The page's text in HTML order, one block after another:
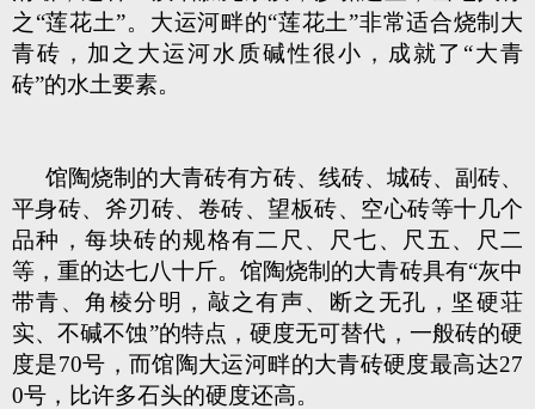
之“莲花土”。大运河畔的“莲花土”非常适合烧制大
青砖，加之大运河水质碱性很小，成就了“大青
砖”的水土要素。
馆陶烧制的大青砖有方砖、线砖、城砖、副砖、
平身砖、斧刃砖、卷砖、望板砖、空心砖等十几个
品种，每块砖的规格有二尺、尺七、尺五、尺二
等，重的达七八十斤。馆陶烧制的大青砖具有“灰中
带青、角棱分明，敲之有声、断之无孔，坚硬荘
实、不碱不蚀”的特点，硬度无可替代，一般砖的硬
度是70号，而馆陶大运河畔的大青砖硬度最高达27
0号，比许多石头的硬度还高。